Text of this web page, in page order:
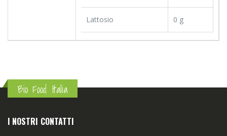
Lattosio 0 g
Bio Food Italia
I NOSTRI CONTATTI